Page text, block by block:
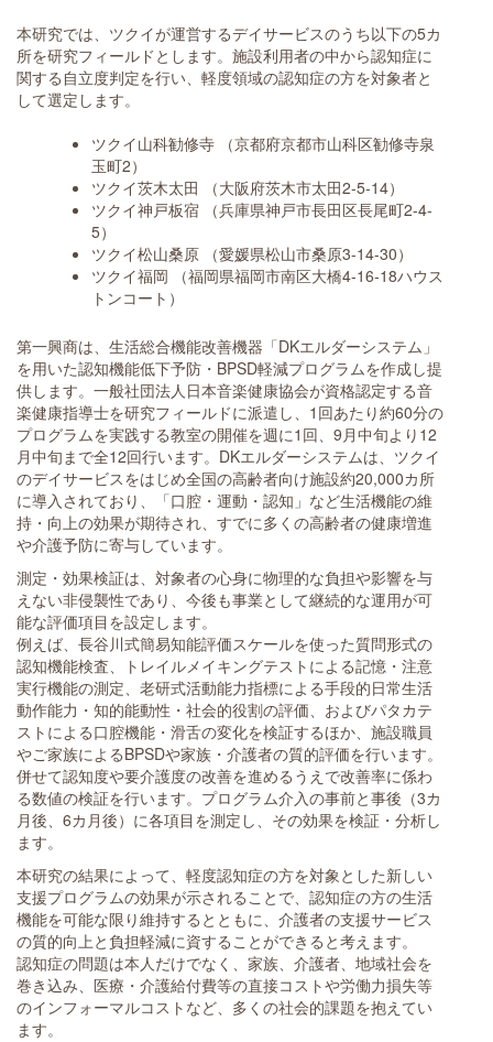
本研究では、ツクイが運営するデイサービスのうち以下の5カ
所を研究フィールドとします。施設利用者の中から認知症に
関する自立度判定を行い、軽度領域の認知症の方を対象者と
して選定します。
ツクイ山科勧修寺 （京都府京都市山科区勧修寺泉
玉町2）
ツクイ茨木太田 （大阪府茨木市太田2-5-14）
ツクイ神戸板宿 （兵庫県神戸市長田区長尾町2-4-
5）
ツクイ松山桑原 （愛媛県松山市桑原3-14-30）
ツクイ福岡 （福岡県福岡市南区大橋4-16-18ハウス
トンコート）
第一興商は、生活総合機能改善機器「DKエルダーシステム」
を用いた認知機能低下予防・BPSD軽減プログラムを作成し提
供します。一般社団法人日本音楽健康協会が資格認定する音
楽健康指導士を研究フィールドに派遣し、1回あたり約60分の
プログラムを実践する教室の開催を週に1回、9月中旬より12
月中旬まで全12回行います。DKエルダーシステムは、ツクイ
のデイサービスをはじめ全国の高齢者向け施設約20,000カ所
に導入されており、「口腔・運動・認知」など生活機能の維
持・向上の効果が期待され、すでに多くの高齢者の健康増進
や介護予防に寄与しています。
測定・効果検証は、対象者の心身に物理的な負担や影響を与
えない非侵襲性であり、今後も事業として継続的な運用が可
能な評価項目を設定します。
例えば、長谷川式簡易知能評価スケールを使った質問形式の
認知機能検査、トレイルメイキングテストによる記憶・注意
実行機能の測定、老研式活動能力指標による手段的日常生活
動作能力・知的能動性・社会的役割の評価、およびパタカテ
ストによる口腔機能・滑舌の変化を検証するほか、施設職員
やご家族によるBPSDや家族・介護者の質的評価を行います。
併せて認知度や要介護度の改善を進めるうえで改善率に係わ
る数値の検証を行います。プログラム介入の事前と事後（3カ
月後、6カ月後）に各項目を測定し、その効果を検証・分析し
ます。
本研究の結果によって、軽度認知症の方を対象とした新しい
支援プログラムの効果が示されることで、認知症の方の生活
機能を可能な限り維持するとともに、介護者の支援サービス
の質的向上と負担軽減に資することができると考えます。
認知症の問題は本人だけでなく、家族、介護者、地域社会を
巻き込み、医療・介護給付費等の直接コストや労働力損失等
のインフォーマルコストなど、多くの社会的課題を抱えてい
ます。